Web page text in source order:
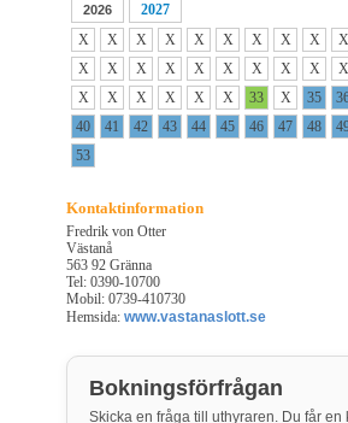
2026
2027
X
X X X X X X X X X
X
X X X X X X X X X
X
X X X X X 33 X 35
40
41 42 43 44 45 46 47 48
53
Kontaktinformation
Fredrik von Otter
Västanå
563 92 Gränna
Tel: 0390-10700
Mobil: 0739-410730
Hemsida: www.vastanaslott.se
Bokningsförfrågan
Skicka en fråga till uthyraren. Du får en